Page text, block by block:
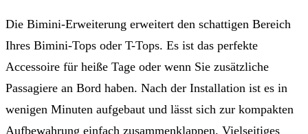
Die Bimini-Erweiterung erweitert den schattigen Bereich
Ihres Bimini-Tops oder T-Tops. Es ist das perfekte
Accessoire für heiße Tage oder wenn Sie zusätzliche
Passagiere an Bord haben. Nach der Installation ist es in
wenigen Minuten aufgebaut und lässt sich zur kompakten
Aufbewahrung einfach zusammenklappen. Vielseitiges